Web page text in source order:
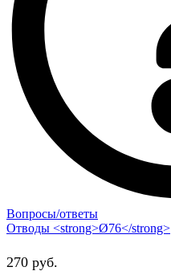
Вопросы/ответы
Отводы <strong>Ø76</strong>
270 руб.